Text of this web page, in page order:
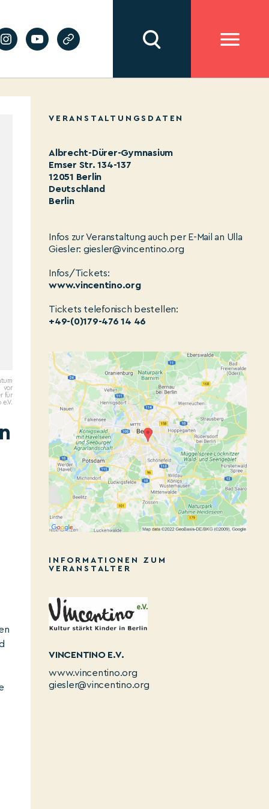
vor
für
VERANSTALTUNGSDATEN
Albrecht-Dürer-Gymnasium
Emser Str. 134-137
12051 Berlin
Deutschland
Berlin
Infos zur Veranstaltung auch per E-Mail an Ulla
Giesler: giesler@vincentino.org
Infos/Tickets:
www.vincentino.org
Tickets telefonisch bestellen:
+49-(0)179-476 14 46
INFORMATIONEN ZUM
VERANSTALTER
VINCENTINO E.V.
www.vincentino.org
giesler@vincentino.org